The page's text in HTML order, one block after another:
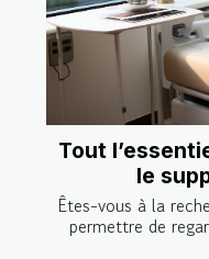
Tout
le
Êtes-vous à la
permettre de